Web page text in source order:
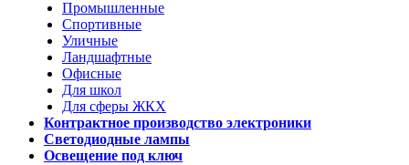
Промышленные
Спортивные
Уличные
Ландшафтные
Офисные
Для школ
Для сферы ЖКХ
Контрактное производство электроники
Светодиодные лампы
Освещение под ключ